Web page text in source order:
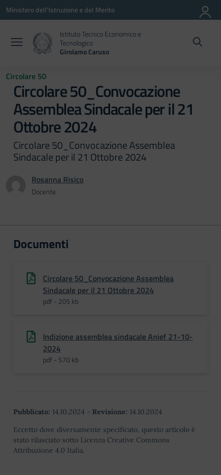
Vai ai contenuti
Vai al menu di navigazione
Vai al footer
Ministero dell'Istruzione e del Merito
Istituto Tecnico Economico e
Tecnologico
Girolamo Caruso
Circolare 50
Circolare 50_Convocazione
Assemblea Sindacale per il 21
Ottobre 2024
Circolare 50_Convocazione Assemblea
Sindacale per il 21 Ottobre 2024
Rosanna Risico
Docente
Documenti
Circolare 50_Convocazione Assemblea
Sindacale per il 21 Ottobre 2024
pdf - 205 kb
Indizione assemblea sindacale Anief 21-10-
2024
pdf - 570 kb
Pubblicato: 14.10.2024 - Revisione: 14.10.2024
Eccetto dove diversamente specificato, questo articolo è
stato rilasciato sotto Licenza Creative Commons
Attribuzione 4.0 Italia.